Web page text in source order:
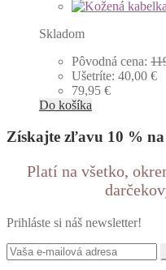
Skladom
Pôvodná cena:
Ušetríte: 40,00 €
79,95 €
Do košíka
Získajte zľavu 10 %
Platí na všetko,
Prihláste si náš newsletter!